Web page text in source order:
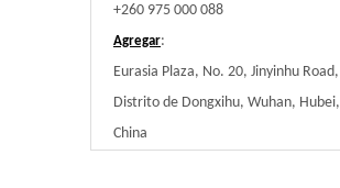
+260 975 000 088
Agregar:
Eurasia Plaza, No. 20, Jinyinhu Road,
Distrito de Dongxihu, Wuhan, Hubei,
China